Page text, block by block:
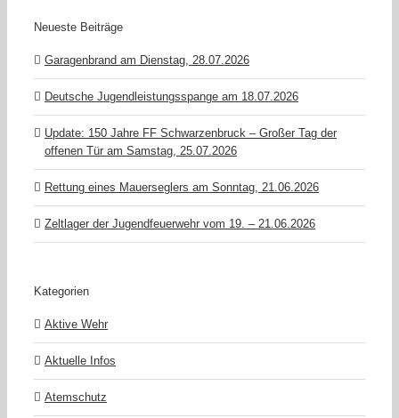
Neueste Beiträge
Garagenbrand am Dienstag, 28.07.2026
Deutsche Jugendleistungsspange am 18.07.2026
Update: 150 Jahre FF Schwarzenbruck – Großer Tag der
offenen Tür am Samstag, 25.07.2026
Rettung eines Mauerseglers am Sonntag, 21.06.2026
Zeltlager der Jugendfeuerwehr vom 19. – 21.06.2026
Kategorien
Aktive Wehr
Aktuelle Infos
Atemschutz